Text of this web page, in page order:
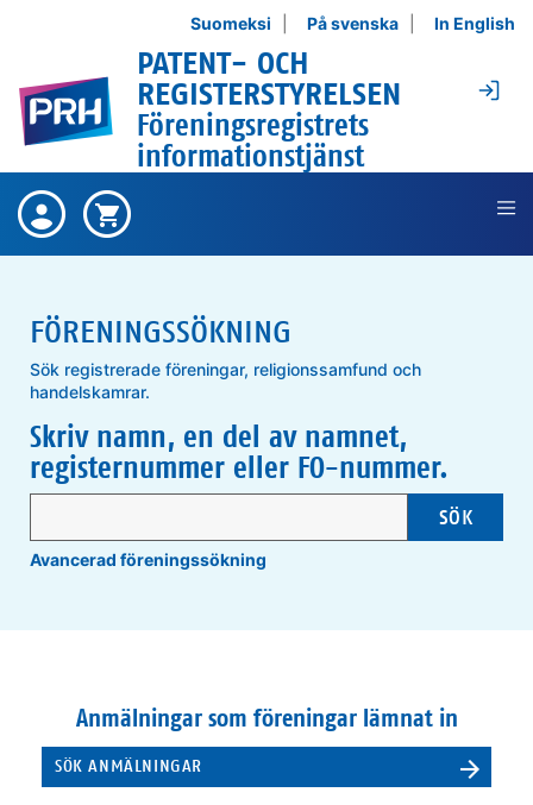
Suomeksi På svenska In English
PATENT- OCH
REGISTERSTYRELSEN
Föreningsregistrets
informationstjänst
Det finns inga köpta produkter ,
Köpta
produkter
Varukorgen är tom ,
Varukorg
FÖRENINGSSÖKNING
Sök registrerade föreningar, religionssamfund och
handelskamrar.
Skriv namn, en del av namnet,
registernummer eller FO-nummer.
SÖK
Avancerad föreningssökning
Anmälningar som föreningar lämnat in
SÖK ANMÄLNINGAR